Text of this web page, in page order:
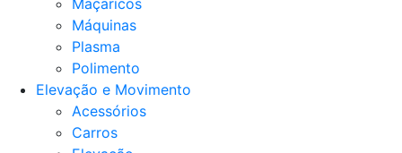
Maçaricos
Máquinas
Plasma
Polimento
Elevação e Movimento
Acessórios
Carros